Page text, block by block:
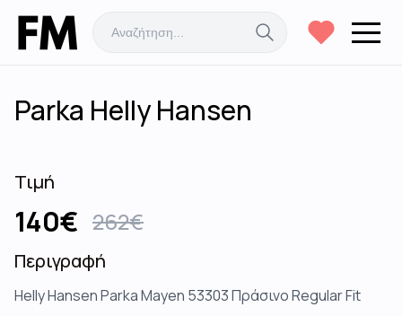
Parka Helly Hansen
Τιμή
140€ 262€
Περιγραφή
Helly Hansen Parka Mayen 53303 Πράσινο Regular Fit